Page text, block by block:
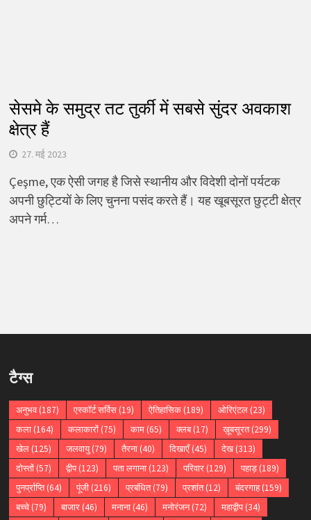
सेसमे के समुद्र तट तुर्की में सबसे सुंदर अवकाश
क्षेत्र हैं
27. मई 2023
Çeşme, एक ऐसी जगह है जिसे स्थानीय और विदेशी दोनों पर्यटक
अपनी छुट्टियों के लिए चुनना पसंद करते हैं। यह खूबसूरत छुट्टी क्षेत्र
अपने गर्म…
टैग्स
अनुभव(187) एस्कॉर्ट सर्विस(19) ऐतिहासिक(189) ओरिएंटल(23)
कला(164) कलाकारों(75) काम(65) क्लब(17) ख़ूबसूरत(299)
खेल(125) जलवायु(79) तैरना(40) दिखाएँ(45) देख(313)
दोस्तों(57) द्वीप(123) पता लगाना(123) परिवार(129) पहाड़(189)
पुनर्प्राप्ति(64) पूंजी(216) प्रबंधित(79) प्रशांत(12) बंदरगाह(159)
बच्चे(79) बाजार(46) मनाना(46) मनोरंजन(72) महाद्वीप(34)